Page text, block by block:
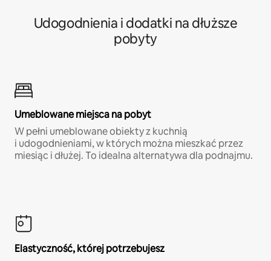
Udogodnienia i dodatki na dłuższe
pobyty
Umeblowane miejsca na pobyt
W pełni umeblowane obiekty z kuchnią
i udogodnieniami, w których można mieszkać przez
miesiąc i dłużej. To idealna alternatywa dla podnajmu.
Elastyczność, której potrzebujesz